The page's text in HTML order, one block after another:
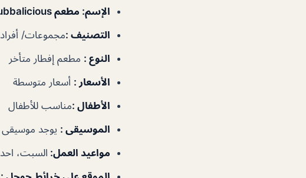
الإسم: مطعم Bubbalicious دبي
التصنيف :مجموعات/ أفراد
النوع : مطعم إفطار متأخر
الأسعار : أسعار متوسطة
الأطفال :مناسب للأطفال
الموسيقى : يوجد موسيقى
مواعيد العمل: السبت، احد ١:٠٠–٤:٠٠م